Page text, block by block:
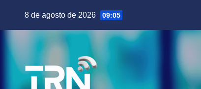
8 de agosto de 2026 09:05